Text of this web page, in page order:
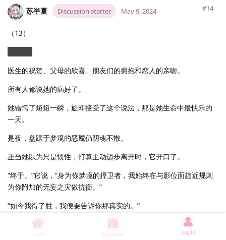
苏半夏 Discussion starter #14
May 9, 2024
（13）
医生的祝贺、父母的欣喜、朋友们的拥抱和恋人的亲吻。
所有人都说她的病好了。
她错愕了短短一瞬，旋即接受了这个说法，那是她生命中最快乐的
一天。
是夜，盘踞于梦境的恶魇仍阴魂不散。
正当她以为只是惯性，打算主动迈步离开时，它开口了。
“终于。”它说，“身为你梦境的捍卫者，我始终在与影位面趋近规则
为你附加的无妄之灾做抗衡。”
“如今我得了胜，我便要告诉你那真实的。”
“凡你所知，皆为虚妄，凡你所属，皆为虚构。”
Home Categories Log In